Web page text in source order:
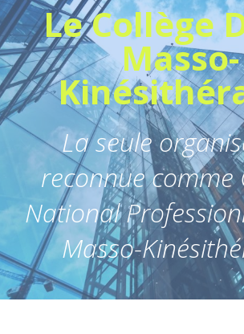
Le Collège
Masso-
La seule
reconnue comme
National
Masso-